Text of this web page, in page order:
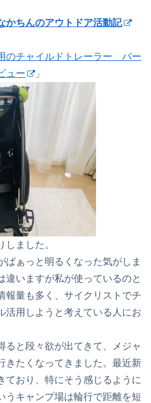
かちんのアウトドア活動記
のチャイルドトレーラー バー
ュー
」
ました。
ぱぁっと明るくなった気がしま
違いますが私が使っているのと
報量も多く、サイクリストでチ
活用しようと考えている人にお
と段々欲が出てきて、メジャ
きたくなってきました。最近新
ており、特にそう感じるように
うキャンプ場は輪行で距離を短